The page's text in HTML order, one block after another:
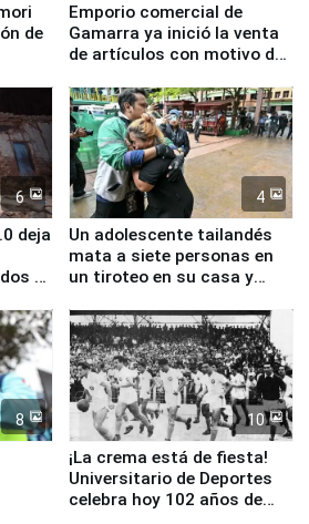
de
Emporio comercial de
Gamarra ya inició la venta
de artículos con motivo de
6
deja
en
4
Un adolescente tailandés
mata a siete personas en
un tiroteo en su casa y
8 10
¡La crema está de fiesta!
Universitario de Deportes
celebra hoy 102 años de